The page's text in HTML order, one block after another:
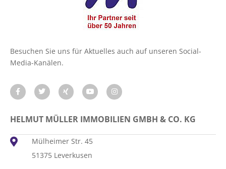
Besuchen Sie uns für Aktuelles auch auf unseren Social-
Media-Kanälen.
HELMUT MÜLLER IMMOBILIEN GMBH & CO. KG
Mülheimer Str. 45
51375 Leverkusen